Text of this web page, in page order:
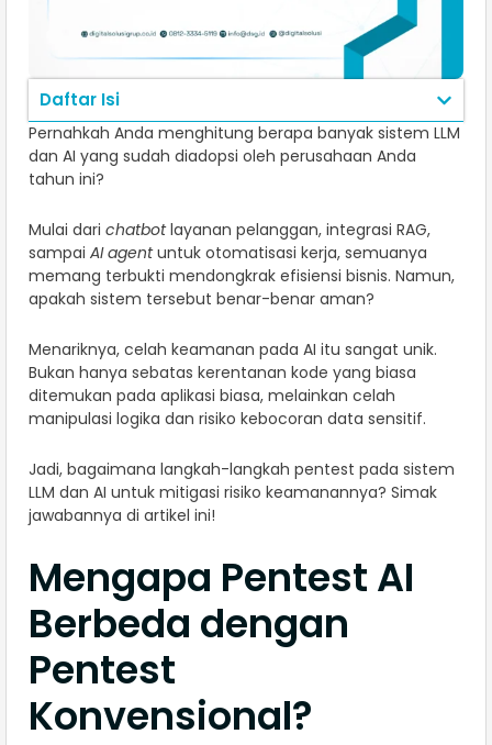
Daftar Isi
Pernahkah Anda menghitung berapa banyak sistem LLM
dan AI yang sudah diadopsi oleh perusahaan Anda
tahun ini?
Mulai dari chatbotlayanan pelanggan, integrasi RAG,
sampai AI agentuntuk otomatisasi kerja, semuanya
memang terbukti mendongkrak efisiensi bisnis. Namun,
apakah sistem tersebut benar-benar aman?
Menariknya, celah keamanan pada AI itu sangat unik.
Bukan hanya sebatas kerentanan kode yang biasa
ditemukan pada aplikasi biasa, melainkan celah
manipulasi logika dan risiko kebocoran data sensitif.
Jadi, bagaimana langkah-langkah pentest pada sistem
LLM dan AI untuk mitigasi risiko keamanannya? Simak
jawabannya di artikel ini!
Mengapa Pentest AI
Berbeda dengan
Pentest
Konvensional?